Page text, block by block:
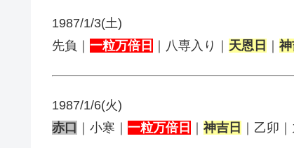
1987/1/3(土)
先負｜ 一粒万倍日 ｜八専入り｜ 天恩日 神
1987/1/6(火)
赤口 ｜小寒｜ 一粒万倍日 ｜ 神吉日 ｜乙卯